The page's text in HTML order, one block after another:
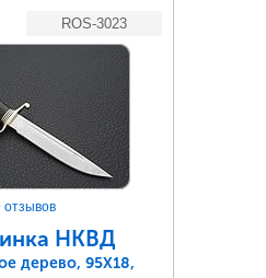
ROS-3023
отзывов
НКВД
дерево, 95Х18,